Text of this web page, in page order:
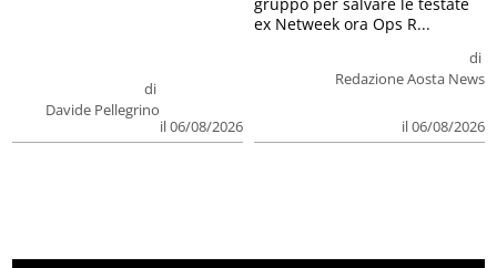
di
Davide Pellegrino
il 06/08/2026
di
Redazione Aosta News
il 06/08/2026
ex Netweek ora Ops R...